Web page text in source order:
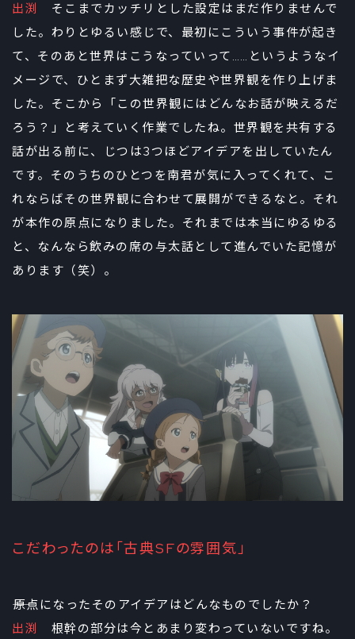
出渕
そこまでカッチリとした設定はまだ作りませんで
した。わりとゆるい感じで、最初にこういう事件が起き
て、そのあと世界はこうなっていって……というようなイ
メージで、ひとまず大雑把な歴史や世界観を作り上げま
した。そこから「この世界観にはどんなお話が映えるだ
ろう？」と考えていく作業でしたね。世界観を共有する
話が出る前に、じつは3つほどアイデアを出していたん
です。そのうちのひとつを南君が気に入ってくれて、こ
れならばその世界観に合わせて展開ができるなと。それ
が本作の原点になりました。それまでは本当にゆるゆる
と、なんなら飲みの席の与太話として進んでいた記憶が
あります（笑）。
こだわったのは「古典SFの雰囲気」
――原点になったそのアイデアはどんなものでしたか？
出渕
根幹の部分は今とあまり変わっていないですね。